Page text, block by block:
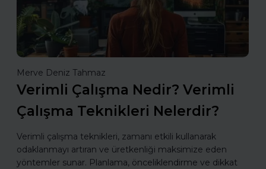
Merve Deniz Tahmaz
Verimli Çalışma Nedir? Verimli
Çalışma Teknikleri Nelerdir?
Verimli çalışma teknikleri, zamanı etkili kullanarak
odaklanmayı artıran ve üretkenliği maksimize eden
yöntemler sunar. Planlama, önceliklendirme ve dikkat